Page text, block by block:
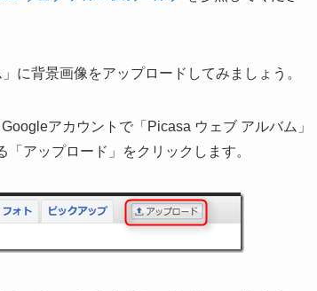
に背景画像をアップロードしてみましょう。
アカウントで「Picasa ウェブ アルバム」
アップロード」をクリックします。